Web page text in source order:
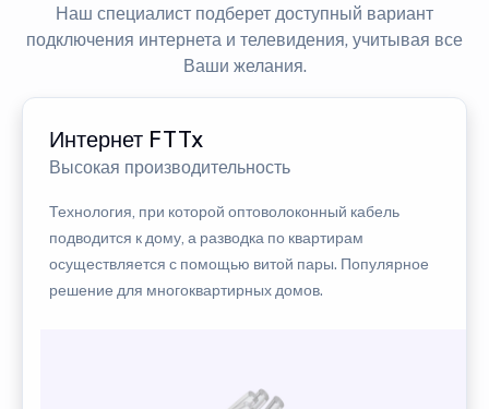
Наш специалист подберет доступный вариант
подключения интернета и телевидения, учитывая все
Ваши желания.
Интернет FTTx
Высокая производительность
Технология, при которой оптоволоконный кабель
подводится к дому, а разводка по квартирам
осуществляется с помощью витой пары. Популярное
решение для многоквартирных домов.